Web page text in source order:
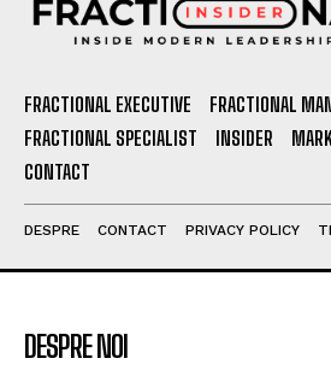
FRACTIONAL EXECUTIVE
FRACTIONAL
FRACTIONAL SPECIALIST
INSIDER
CONTACT
DESPRE CONTACT PRIVACY POLICY
DESPRE NOI